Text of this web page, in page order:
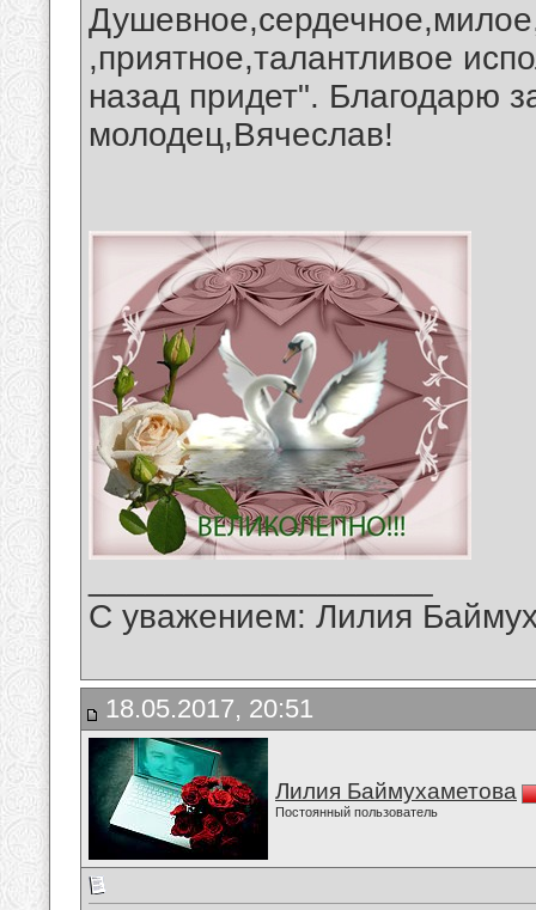
,приятное,талантливое
назад придет". Благодарю
молодец,Вячеслав!
С уважением: Лилия
18.05.2017, 20:51
Лилия Баймухаметова
Постоянный пользователь